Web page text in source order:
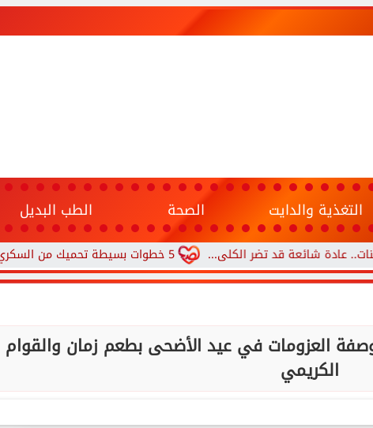
التغذية والدايت الصحة الطب البديل
5 خطوات بسيطة تحميك من السكري وأمراض القلب وارتفاع ضغط الدم قد تضر الكلى...
العزومات في عيد الأضحى بطعم زمان والقوام
الكريمي